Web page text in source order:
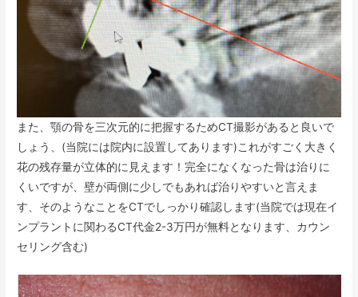
また、顎の骨を三次元的に把握するためCT撮影があると良いで
しょう、(当院には院内に設置してあります)これがすごく大きく
花の残存量が立体的に見えます！完全になくなった骨は治りに
くいですが、壁が両側に少しでもあれば治りやすいと言えま
す、そのようなことをCTでしっかり確認します(当院では現在イ
ンプラントに関わるCT代金2-3万円が無料となります、カウン
セリング含む)